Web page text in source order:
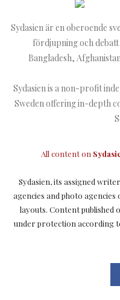
Sydasien är en oberoende
fördjupning och
Bangladesh,
Sydasien is a non-profit
Sweden offering in-depth
All content on
Sydasien, its assigned
agencies and photo
layouts. Content published
under protection according